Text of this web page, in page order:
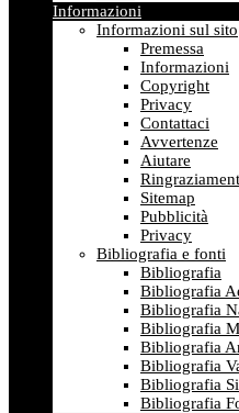
Informazioni
Informazioni sul sito
Premessa
Informazioni
Copyright
Privacy
Contattaci
Avvertenze
Aiutare
Sitemap
Pubblicità
Privacy
Bibliografia e fonti
Bibliografia
Bibliografia
Bibliografia
Bibliografia
Bibliografia
Bibliografia
Bibliografia
Bibliografia